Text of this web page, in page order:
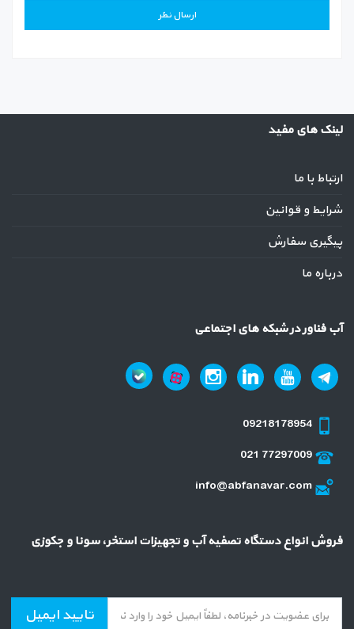
لینک های مفید
ارتباط با ما
شرایط و قوانین
پیگیری سفارش
درباره ما
آب فناور در شبکه های اجتماعی
09218178954
021 77297009
info@abfanavar.com
فروش انواع دستگاه تصفیه آب و تجهیزات استخر، سونا و جکوزی
تایید ایمیل